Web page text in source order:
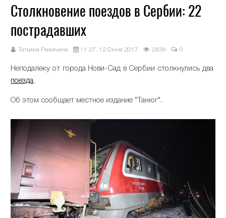
Столкновение поездов в Сербии: 22
пострадавших
Татьяна Рикичина 11:27, 12 Січня 2017 2439 0
Неподалеку от города Нови-Сад в Сербии столкнулись два
поезда.
Об этом сообщает местное издание "Танюг".